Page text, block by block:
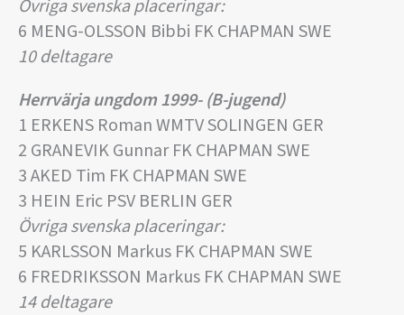
Övriga svenska placeringar:
6 MENG-OLSSON Bibbi FK CHAPMAN SWE
10 deltagare
Herrvärja ungdom 1999- (B-jugend)
1 ERKENS Roman WMTV SOLINGEN GER
2 GRANEVIK Gunnar FK CHAPMAN SWE
3 AKED Tim FK CHAPMAN SWE
3 HEIN Eric PSV BERLIN GER
Övriga svenska placeringar:
5 KARLSSON Markus FK CHAPMAN SWE
6 FREDRIKSSON Markus FK CHAPMAN SWE
14 deltagare